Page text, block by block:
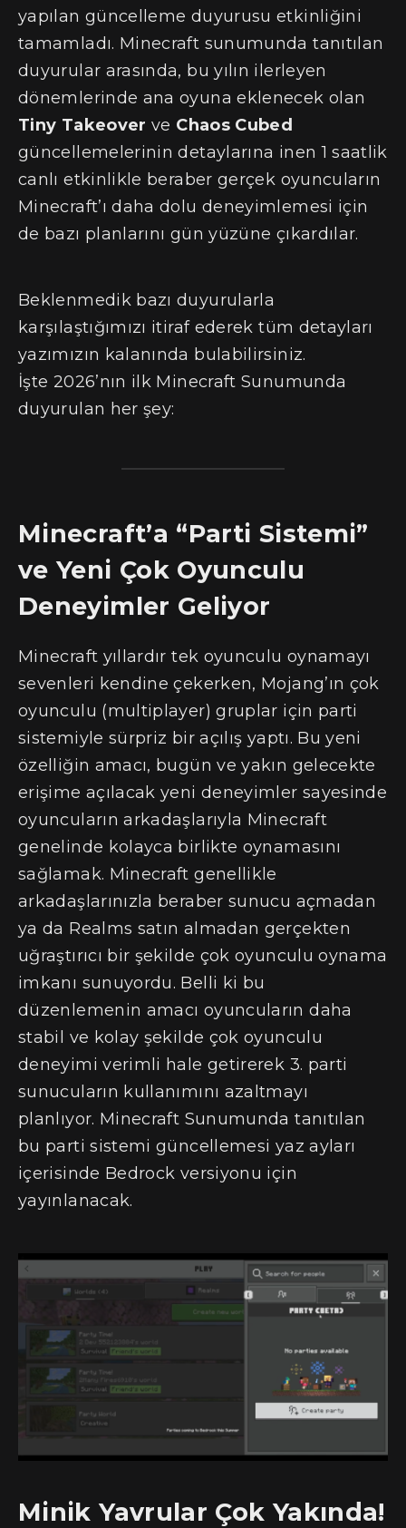
yapılan güncelleme duyurusu etkinliğini
tamamladı. Minecraft sunumunda tanıtılan
duyurular arasında, bu yılın ilerleyen
dönemlerinde ana oyuna eklenecek olan
Tiny Takeover ve Chaos Cubed
güncellemelerinin detaylarına inen 1 saatlik
canlı etkinlikle beraber gerçek oyuncuların
Minecraft’ı daha dolu deneyimlemesi için
de bazı planlarını gün yüzüne çıkardılar.
Beklenmedik bazı duyurularla
karşılaştığımızı itiraf ederek tüm detayları
yazımızın kalanında bulabilirsiniz.
İşte 2026’nın ilk Minecraft Sunumunda
duyurulan her şey:
Minecraft’a “Parti Sistemi”
ve Yeni Çok Oyunculu
Deneyimler Geliyor
Minecraft yıllardır tek oyunculu oynamayı
sevenleri kendine çekerken, Mojang’ın çok
oyunculu (multiplayer) gruplar için parti
sistemiyle sürpriz bir açılış yaptı. Bu yeni
özelliğin amacı, bugün ve yakın gelecekte
erişime açılacak yeni deneyimler sayesinde
oyuncuların arkadaşlarıyla Minecraft
genelinde kolayca birlikte oynamasını
sağlamak. Minecraft genellikle
arkadaşlarınızla beraber sunucu açmadan
ya da Realms satın almadan gerçekten
uğraştırıcı bir şekilde çok oyunculu oynama
imkanı sunuyordu. Belli ki bu
düzenlemenin amacı oyuncuların daha
stabil ve kolay şekilde çok oyunculu
deneyimi verimli hale getirerek 3. parti
sunucuların kullanımını azaltmayı
planlıyor. Minecraft Sunumunda tanıtılan
bu parti sistemi güncellemesi yaz ayları
içerisinde Bedrock versiyonu için
yayınlanacak.
Minik Yavrular Çok Yakında!